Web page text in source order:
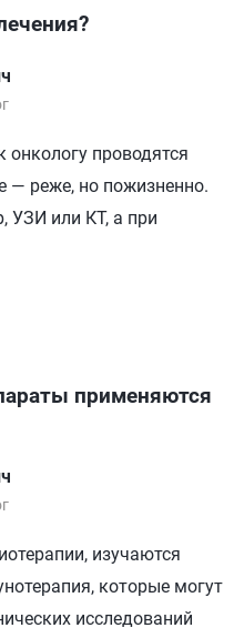
проводятся
— реже, но пожизненно.
УЗИ или КТ, а при
применяются
изучаются
которые могут
исследований